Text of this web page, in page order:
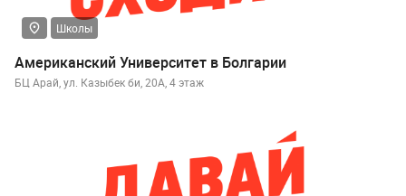
Школы
Американский Университет в Болгарии
БЦ Арай, ул. Казыбек би, 20А, 4 этаж